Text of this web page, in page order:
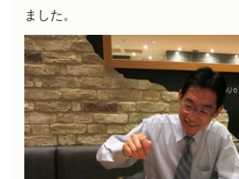
ました。